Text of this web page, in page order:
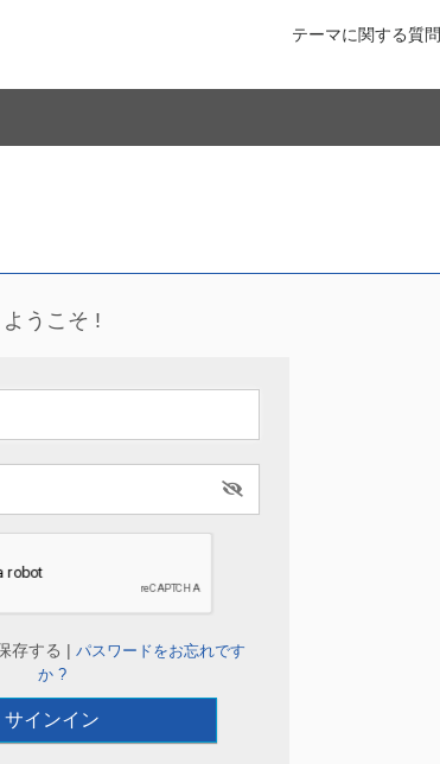
テーマに関する質問
ようこそ !
存する |パスワードをお忘れです
か ?